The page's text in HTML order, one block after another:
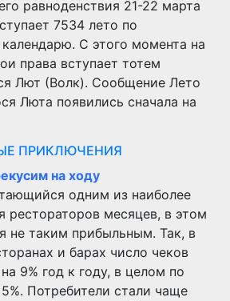
равноденствия 21-22 марта
7534 лето по
С этого момента на
права вступает тотем
Лют (Волк). Сообщение Лето
Люта появились сначала на
ПРИКЛЮЧЕНИЯ
на ходу
одним из наиболее
рестораторов месяцев, в этом
не таким прибыльным. Так, в
и барах число чеков
9% год к году, в целом по
Потребители стали чаще